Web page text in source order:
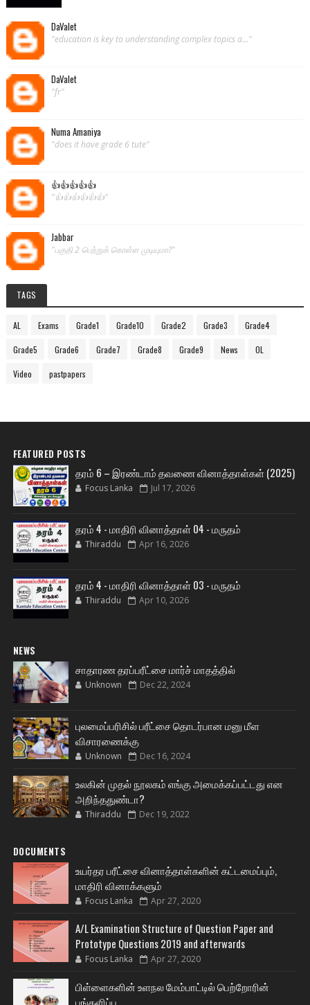
DaValet
"education is key to understanding complex topics a..."
DaValet
"fr"
Numa Amaniya
"does it have grade 6 tute"
👍👍👍👍👍
"👍👍👍👍👍👍"
Jabbar
"பகுதி 2 பெற்றுக் கொள்ள முடியுமா?"
TAGS
AL Exams Grade1 Grade10 Grade2 Grade3 Grade4
Grade5 Grade6 Grade7 Grade8 Grade9 News OL
Video pastpapers
FEATURED POSTS
தரம் 6 – இரண்டாம் தவணை வினாத்தாள்கள் (2025)
Focus Lanka Jul 17, 2026
தரம் 4 - மாதிரி வினாத்தாள் 04 - மருதம்
Thiraddu Apr 16, 2026
தரம் 4 - மாதிரி வினாத்தாள் 03 - மருதம்
Thiraddu Apr 10, 2026
NEWS
சாதாரண தரப்பரீட்சை மார்ச் மாதத்தில்
Unknown Dec 22, 2024
புலமைப்பரிசில் பரீட்சை தொடர்பான மனு மீள
விசாரணைக்கு
Unknown Dec 16, 2024
உலகின் முதல் நூலகம் எங்கு அமைக்கப்பட்டது என
அறிந்ததுண்டா?
Thiraddu Dec 19, 2022
DOCUMENTS
உயர்தர பரீட்சை வினாத்தாள்களின் கட்டமைப்பும்,
மாதிரி வினாக்களும்
Focus Lanka Apr 27, 2020
A/L Examination Structure of Question Paper and
Prototype Questions 2019 and afterwards
Focus Lanka Apr 27, 2020
பிள்ளைகளின் உளநல மேம்பாட்டில் பெற்றோரின்
பங்களிப்பு